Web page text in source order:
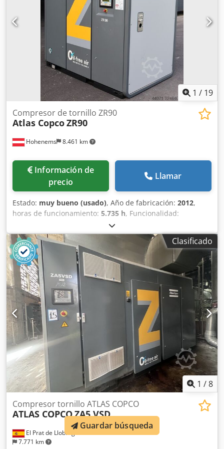
1 / 19
Hohenems 8.461 km
Compresor de tornillo ZR90
Atlas CopcoZR90
Información de
precio
Llamar
Estado: muy bueno (usado), Año de fabricación: 2012,
horas de funcionamiento: 5.735 h, Funcionalidad:
, Compresor de tornillo sin aceite
Atlas Copco ZR90 90 kW 7,50 bares Credpfezqvvaex Ai Isf
14 m³/min Año de fabricación: 2012 Horas de
funcionamiento: 5735
Clasificado
1 /8
El Prat de Llobregat
7.771 km
Compresor tornillo ATLAS COPCO
ATLAS COPCOZA5 VSD
Guardar búsqueda